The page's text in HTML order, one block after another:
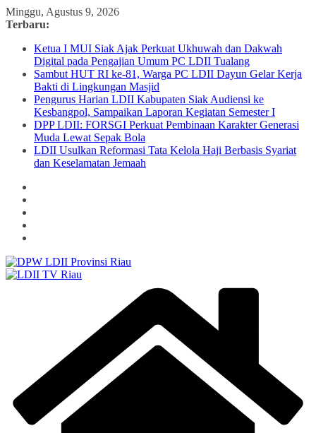
Skip
to
Minggu, Agustus 9, 2026
Terbaru:
Ketua I MUI Siak Ajak Perkuat Ukhuwah dan Dakwah
Digital pada Pengajian Umum PC LDII Tualang
Sambut HUT RI ke-81, Warga PC LDII Dayun Gelar Kerja
Bakti di Lingkungan Masjid
Pengurus Harian LDII Kabupaten Siak Audiensi ke
Kesbangpol, Sampaikan Laporan Kegiatan Semester I
DPP LDII: FORSGI Perkuat Pembinaan Karakter Generasi
Muda Lewat Sepak Bola
LDII Usulkan Reformasi Tata Kelola Haji Berbasis Syariat
dan Keselamatan Jemaah